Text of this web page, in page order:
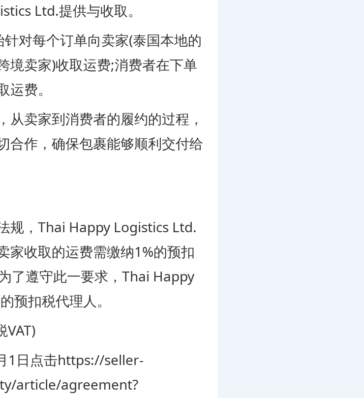
Ltd.提供与收取。
对每个订单向卖家(泰国本地的
境卖家)收取运费;消费者在下单
费。
卖家到消费者的履约的过程，
合作，确保包裹能够顺利交付给
，Thai Happy Logistics Ltd.
家收取的运费需缴纳1%的预扣
了遵守此一要求，Thai Happy
预扣税代理人。
日点击https://seller-
article/agreement?